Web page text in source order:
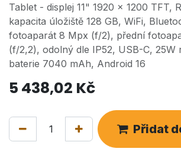
Tablet - displej 11" 1920 × 1200 TFT,
kapacita úložiště 128 GB, WiFi,
fotoaparát 8 Mpx (f/2), přední
(f/2,2), odolný dle IP52, USB-C, 25W
baterie 7040 mAh, Android 16
5 438,02 Kč
Přidat